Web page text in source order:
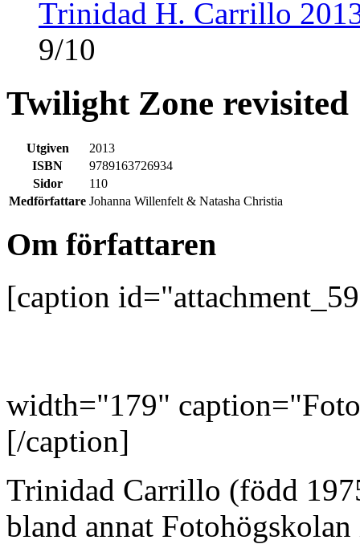
Trinidad H. Carrillo
9/10
Twilight Zone revisited
Utgiven
2013
ISBN
9789163726934
Sidor
110
Medförfattare Johanna Willenfelt & Natasha Christia
Om författaren
[caption
width="179"
[/caption]
Trinidad Carrillo (född
bland annat